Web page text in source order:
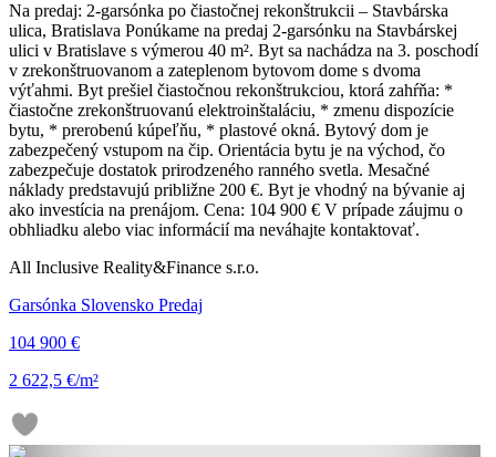
Na predaj: 2-garsónka po čiastočnej rekonštrukcii – Stavbárska
ulica, Bratislava Ponúkame na predaj 2-garsónku na Stavbárskej
ulici v Bratislave s výmerou 40 m². Byt sa nachádza na 3. poschodí
v zrekonštruovanom a zateplenom bytovom dome s dvoma
výťahmi. Byt prešiel čiastočnou rekonštrukciou, ktorá zahŕňa: *
čiastočne zrekonštruovanú elektroinštaláciu, * zmenu dispozície
bytu, * prerobenú kúpeľňu, * plastové okná. Bytový dom je
zabezpečený vstupom na čip. Orientácia bytu je na východ, čo
zabezpečuje dostatok prirodzeného ranného svetla. Mesačné
náklady predstavujú približne 200 €. Byt je vhodný na bývanie aj
ako investícia na prenájom. Cena: 104 900 € V prípade záujmu o
obhliadku alebo viac informácií ma neváhajte kontaktovať.
All Inclusive Reality&Finance s.r.o.
Garsónka Slovensko Predaj
104 900 €
2 622,5 €/m²